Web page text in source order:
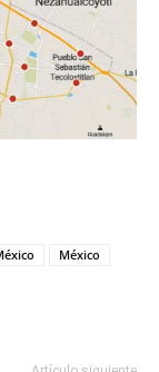
México